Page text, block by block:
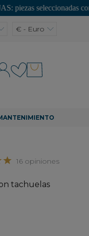
con hasta un -
€ - Euro
16 opiniones
tachuelas